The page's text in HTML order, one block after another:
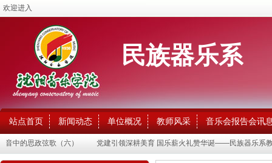
欢迎进入
民族器乐系
站点首页 新闻动态 单位概况 教师风采 音乐会报告会讯
中的思政弦歌（六） 党建引领深耕美育 国乐薪火礼赞华诞——民族器乐系教